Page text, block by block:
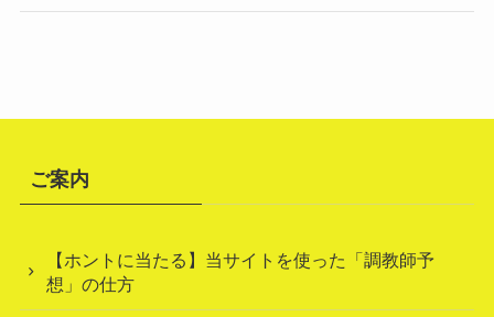
ご案内
【ホントに当たる】当サイトを使った「調教師予
想」の仕方